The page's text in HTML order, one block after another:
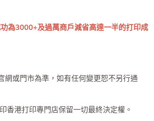
為3000+及過萬商戶減省高達一半的打印成
網或門市為準，如有任何變更恕不另行通
香港打印專門店保留一切最終決定權。